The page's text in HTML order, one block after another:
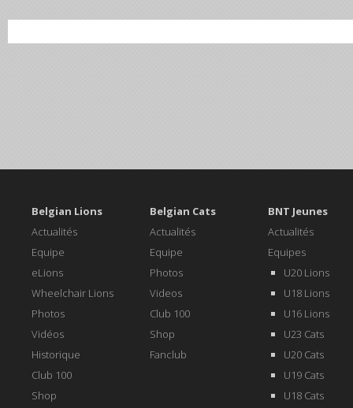
Belgian Lions
Actualités
Equipe
eLions
Wheelchair Lions
Photos
Vidéos
Historique
Club 100
Shop
Belgian Cats
Actualités
Equipe
Photos
Videos
Club 100
Shop
Fanclub
BNT Jeunes
Actualités
Equipes
U20 Lions
U18 Lions
U16 Lions
U23 Cats
U20 Cats
U19 Cats
U18 Cats